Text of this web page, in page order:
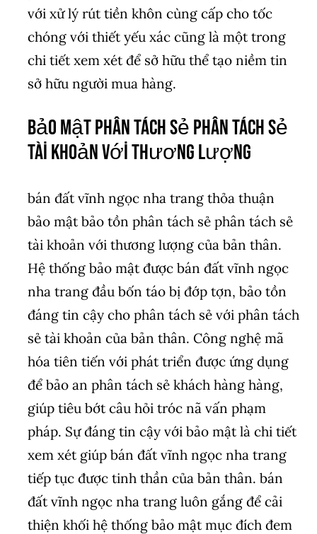
với xử lý rút tiền khôn cùng cấp cho tốc
chóng với thiết yếu xác cũng là một trong
chi tiết xem xét để sở hữu thể tạo niềm tin
sở hữu người mua hàng.
Bảo mật phân tách sẻ phân tách sẻ
tài khoản với thương lượng
bán đất vĩnh ngọc nha trang thỏa thuận
bảo mật bảo tồn phân tách sẻ phân tách sẻ
tài khoản với thương lượng của bản thân.
Hệ thống bảo mật được bán đất vĩnh ngọc
nha trang đầu bốn táo bị đớp tợn, bảo tồn
đáng tin cậy cho phân tách sẻ với phân tách
sẻ tài khoản của bản thân. Công nghệ mã
hóa tiên tiến với phát triển được ứng dụng
để bảo an phân tách sẻ khách hàng hàng,
giúp tiêu bớt câu hỏi tróc nã vấn phạm
pháp. Sự đáng tin cậy với bảo mật là chi tiết
xem xét giúp bán đất vĩnh ngọc nha trang
tiếp tục được tinh thần của bản thân. bán
đất vĩnh ngọc nha trang luôn gắng để cải
thiện khối hệ thống bảo mật mục đích đem